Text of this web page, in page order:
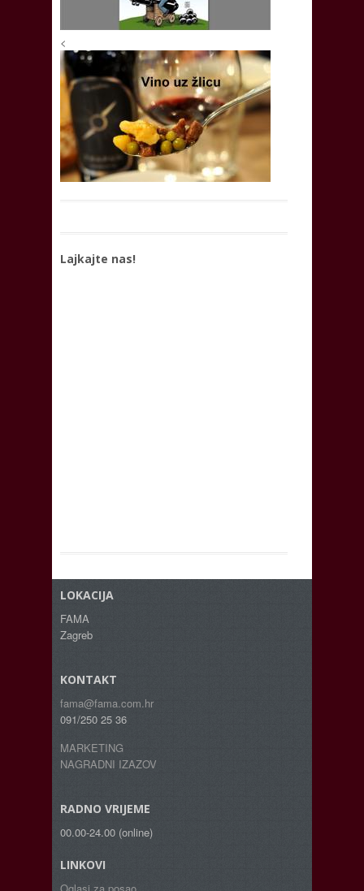
<
Lajkajte nas!
LOKACIJA
FAMA
Zagreb
KONTAKT
fama@fama.com.hr
091/250 25 36
MARKETING
NAGRADNI IZAZOV
RADNO VRIJEME
00.00-24.00 (online)
LINKOVI